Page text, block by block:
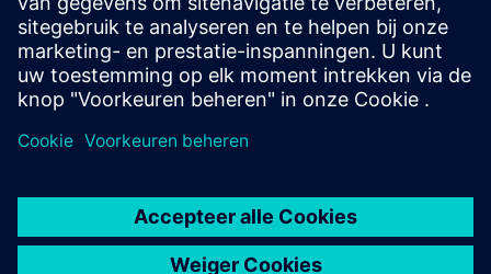
Neem contact met ons op